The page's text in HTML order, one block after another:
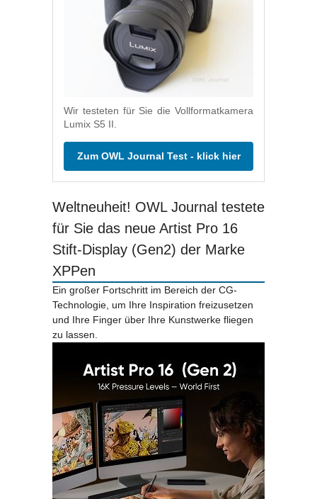
Wir testeten für Sie die Vollformatkamera
Lumix S5 II.
Zum OWL Journal Test - klick hier
Weltneuheit! OWL Journal testete
für Sie das neue Artist Pro 16
Stift-Display (Gen2) der Marke
XPPen
Ein großer Fortschritt im Bereich der CG-
Technologie, um Ihre Inspiration freizusetzen
und Ihre Finger über Ihre Kunstwerke fliegen
zu lassen.